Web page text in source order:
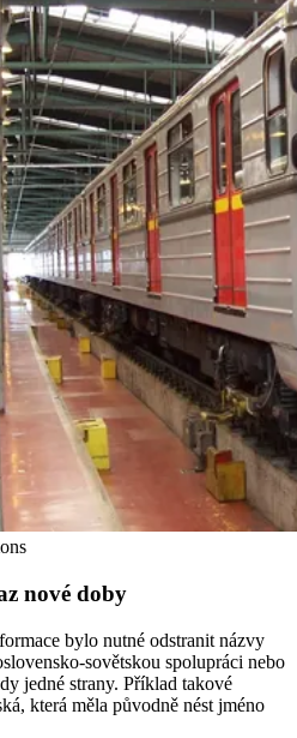
nové doby
bylo nutné odstranit názvy
sovětskou spolupráci nebo
jedné strany. Příklad takové
která měla původně nést jméno